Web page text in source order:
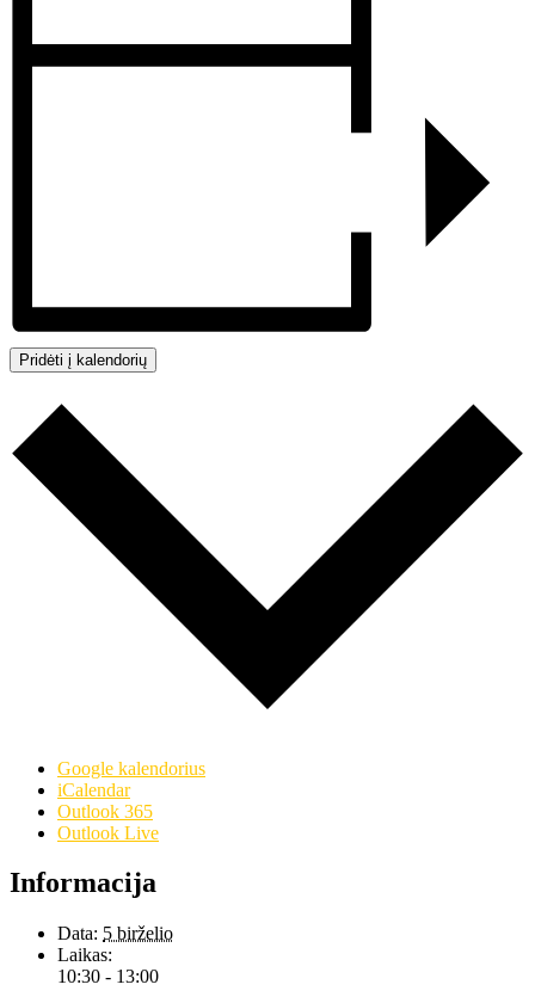
Pridėti į kalendorių
Google kalendorius
iCalendar
Outlook 365
Outlook Live
Informacija
Data: 5 birželio
Laikas:
10:30 - 13:00